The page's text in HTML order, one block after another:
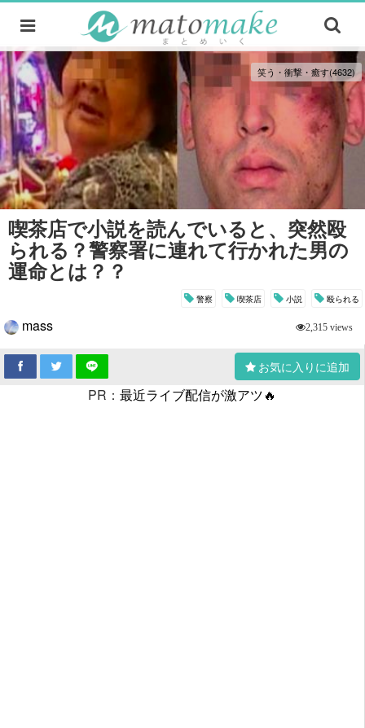
笑う・衝撃・癒す(4632)
喫茶店で小説を読んでいると、突然殴
られる？警察署に連れて行かれた男の
運命とは？？
警察 喫茶店 小説 殴られる
mass 2,315 views
お気に入りに追加
PR： 最近ライブ配信が激アツ🔥